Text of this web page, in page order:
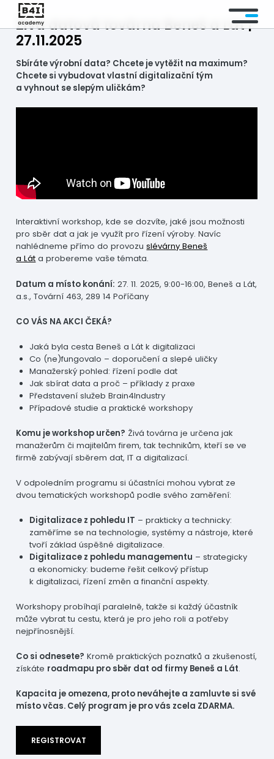
KURZY NA MÍRU
NÁŠ TÝM
KONTAKT
brain4industry.cz
Živá datová továrna Beneš a Lát |
27.11.2025
Sbíráte výrobní data? Chcete je vytěžit na maximum?
Chcete si vybudovat vlastní digitalizační tým
a vyhnout se slepým uličkám?
Interaktivní workshop, kde se dozvíte, jaké jsou možnosti
pro sběr dat a jak je využít pro řízení výroby. Navíc
nahlédneme přímo do provozuslévárny Beneš
a Lát a probereme vaše témata.
Datum a místo konání: 27. 11. 2025, 9:00-16:00, Beneš a Lát,
a.s., Tovární 463, 289 14 Poříčany
CO VÁS NA AKCI ČEKÁ?
Jaká byla cesta Beneš a Lát k digitalizaci
Co (ne)fungovalo – doporučení a slepé uličky
Manažerský pohled: řízení podle dat
Jak sbírat data a proč – příklady z praxe
Představení služeb Brain4Industry
Případové studie a praktické workshopy
Komu je workshop určen? Živá továrna je určena jak
manažerům či majitelům firem, tak technikům, kteří se ve
firmě zabývají sběrem dat, IT a digitalizací.
V odpoledním programu si účastníci mohou vybrat ze
dvou tematických workshopů podle svého zaměření:
Digitalizace z pohledu IT – prakticky a technicky:
zaměříme se na technologie, systémy a nástroje, které
tvoří základ úspěšné digitalizace.
Digitalizace z pohledu managementu – strategicky
a ekonomicky: budeme řešit celkový přístup
k digitalizaci, řízení změn a finanční aspekty.
Workshopy probíhají paralelně, takže si každý účastník
může vybrat tu cestu, která je pro jeho roli a potřeby
nejpřínosnější.
Co si odnesete? Kromě praktických poznatků a zkušeností,
získáte roadmapu pro sběr dat od firmy Beneš a Lát.
Kapacita je omezena, proto neváhejte a zamluvte si své
místo včas. Celý program je pro vás zcela ZDARMA.
REGISTROVAT